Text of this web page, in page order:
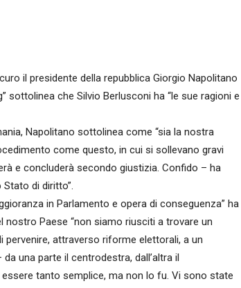
il presidente della repubblica Giorgio Napolitano
sottolinea che Silvio Berlusconi ha “le sue ragioni e
Napolitano sottolinea come “sia la nostra
come questo, in cui si sollevano gravi
e concluderà secondo giustizia. Confido – ha
di diritto”.
in Parlamento e opera di conseguenza” ha
Paese “non siamo riusciti a trovare un
attraverso riforme elettorali, a un
una parte il centrodestra, dall’altra il
tanto semplice, ma non lo fu. Vi sono state